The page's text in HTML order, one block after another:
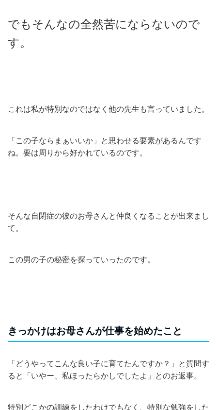
でもそんなの全然苦にならないので
す。
これは私が特別なのではなく他の先生も言っていました。
「この子ならまぁいいか」と思わせる要素があるんです
ね。要は周りから好かれているのです。
そんな自閉症の彼のお母さんと仲良くなることが出来まし
て。
この男の子の秘密を探っていったのです。
きっかけはお母さんが仕事を始めたこと
「どうやってこんな良い子に育てたんですか？」と質問す
ると「いやー、私ほったらかしでしたよ」とのお返事。
特別どこかの訓練をしたわけでもなく、特別な勉強をした